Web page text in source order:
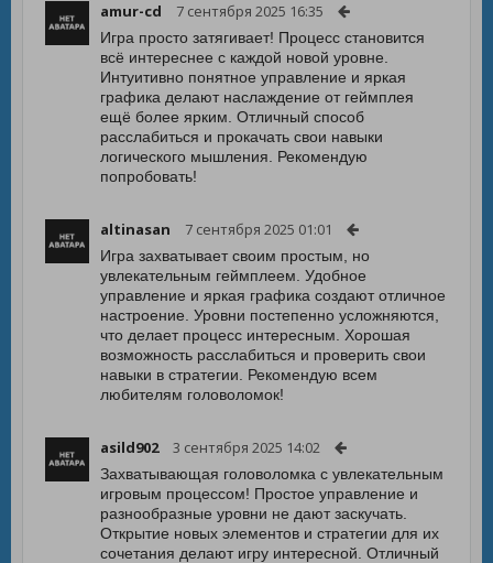
amur-cd 7 сентября 2025 16:35
Игра просто затягивает! Процесс становится
всё интереснее с каждой новой уровне.
Интуитивно понятное управление и яркая
графика делают наслаждение от геймплея
ещё более ярким. Отличный способ
расслабиться и прокачать свои навыки
логического мышления. Рекомендую
попробовать!
altinasan 7 сентября 2025 01:01
Игра захватывает своим простым, но
увлекательным геймплеем. Удобное
управление и яркая графика создают отличное
настроение. Уровни постепенно усложняются,
что делает процесс интересным. Хорошая
возможность расслабиться и проверить свои
навыки в стратегии. Рекомендую всем
любителям головоломок!
asild902 3 сентября 2025 14:02
Захватывающая головоломка с увлекательным
игровым процессом! Простое управление и
разнообразные уровни не дают заскучать.
Открытие новых элементов и стратегии для их
сочетания делают игру интересной. Отличный